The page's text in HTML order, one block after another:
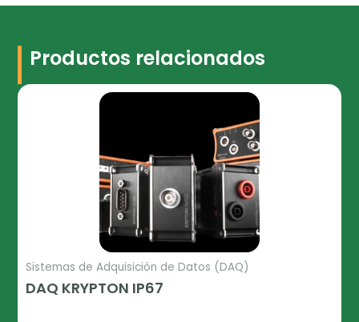
Productos relacionados
Sistemas de Adquisición de Datos (DAQ)
DAQ KRYPTON IP67